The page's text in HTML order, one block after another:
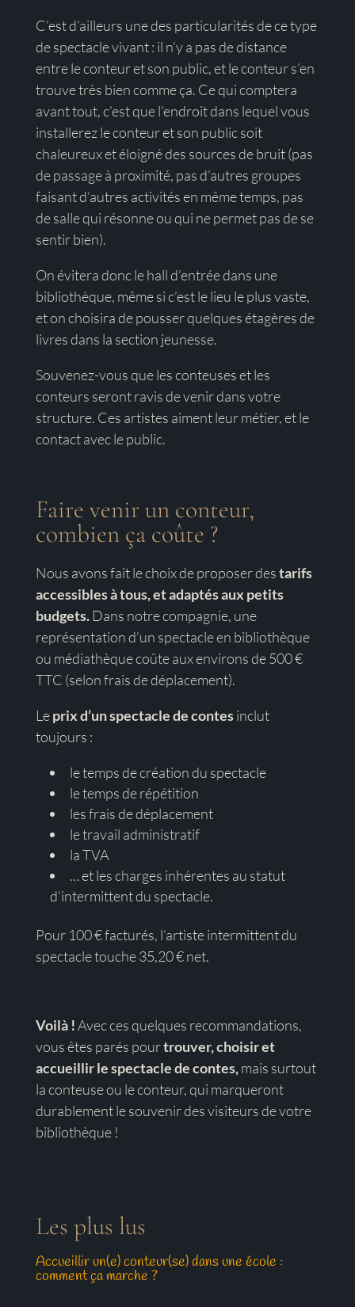
C’est d’ailleurs une des particularités de ce type
de spectacle vivant : il n’y a pas de distance
entre le conteur et son public, et le conteur s’en
trouve très bien comme ça. Ce qui comptera
avant tout, c’est que l’endroit dans lequel vous
installerez le conteur et son public soit
chaleureux et éloigné des sources de bruit (pas
de passage à proximité, pas d’autres groupes
faisant d’autres activités en même temps, pas
de salle qui résonne ou qui ne permet pas de se
sentir bien).
On évitera donc le hall d’entrée dans une
bibliothèque, même si c’est le lieu le plus vaste,
et on choisira de pousser quelques étagères de
livres dans la section jeunesse.
Souvenez-vous que les conteuses et les
conteurs seront ravis de venir dans votre
structure. Ces artistes aiment leur métier, et le
contact avec le public.
Faire venir un conteur,
combien ça coûte ?
Nous avons fait le choix de proposer destarifs
accessibles à tous, et adaptés aux petits
budgets.Dans notre compagnie, une
représentation d’un spectacle en bibliothèque
ou médiathèque coûte aux environs de 500 €
TTC (selon frais de déplacement).
Leprix d’un spectacle de contesinclut
toujours :
le temps de création du spectacle
le temps de répétition
les frais de déplacement
le travail administratif
la TVA
… et les charges inhérentes au statut
d’intermittent du spectacle.
Pour 100 € facturés, l’artiste intermittent du
spectacle touche 35,20 € net.
Voilà !Avec ces quelques recommandations,
vous êtes parés pourtrouver, choisir et
accueillir le spectacle de contes,mais surtout
la conteuse ou le conteur, qui marqueront
durablement le souvenir des visiteurs de votre
bibliothèque !
Les plus lus
Accueillir un(e) conteur(se) dans une école :
comment ça marche ?